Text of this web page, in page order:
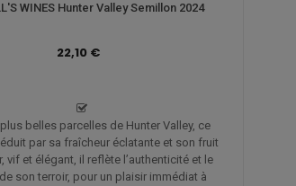
WINES Hunter Valley Semillon 2024
22,10 €
belles parcelles de Hunter Valley, ce
par sa fraîcheur éclatante et son fruit
vif et élégant, il reflète l’authenticité et le
son terroir, pour un plaisir immédiat à